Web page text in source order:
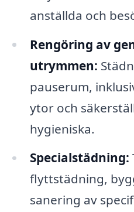
anställda och
Rengöring av
utrymmen:
pauserum,
ytor och
hygieniska.
Specialstädning:
flyttstädning,
sanering av